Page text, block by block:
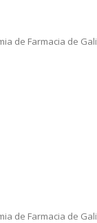
de Farmacia de
de Farmacia de